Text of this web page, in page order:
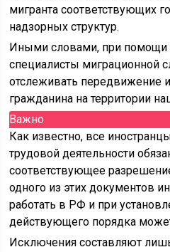
мигранта соответствующих
надзорных структур.
Иными словами, при помощи
специалисты миграционной
отслеживать передвижение
гражданина на территории
Важно
Как известно, все
трудовой деятельности
соответствующее
одного из этих документов
работать в РФ и при
действующего порядка
Исключения составляют